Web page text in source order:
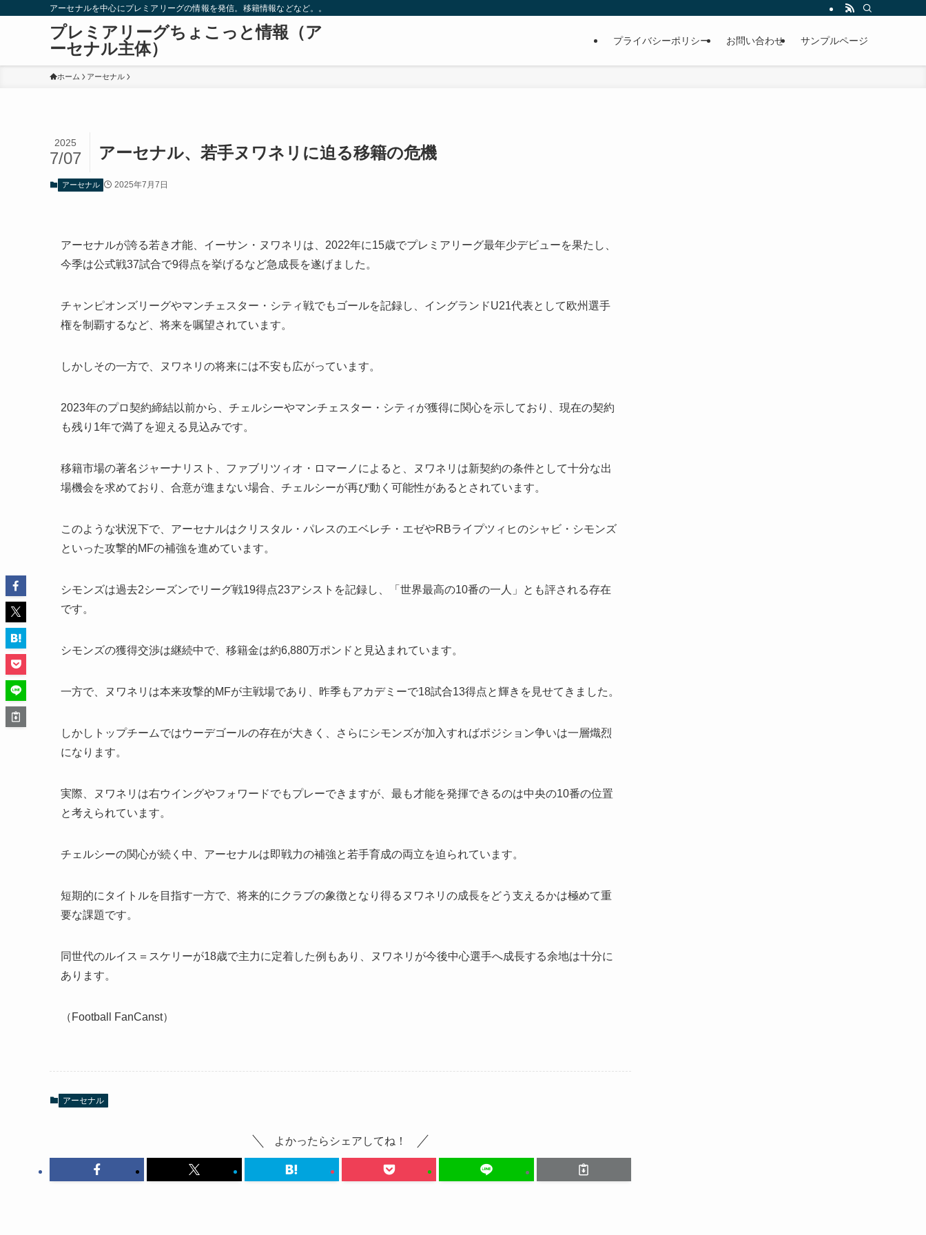
アーセナルを中心にプレミアリーグの情報を発信。移籍情報などなど。。
プレミアリーグちょこっと情報（ア
ーセナル主体）
プライバシーポリシー お問い合わせ サンプルページ
ホーム アーセナル
アーセナル、若手ヌワネリに迫る移籍の危機
2025
7/07
アーセナル 2025年7月7日
アーセナルが誇る若き才能、イーサン・ヌワネリは、2022年に15歳でプレミアリーグ最年少デビューを果たし、
今季は公式戦37試合で9得点を挙げるなど急成長を遂げました。
チャンピオンズリーグやマンチェスター・シティ戦でもゴールを記録し、イングランドU21代表として欧州選手
権を制覇するなど、将来を嘱望されています。
しかしその一方で、ヌワネリの将来には不安も広がっています。
2023年のプロ契約締結以前から、チェルシーやマンチェスター・シティが獲得に関心を示しており、現在の契約
も残り1年で満了を迎える見込みです。
移籍市場の著名ジャーナリスト、ファブリツィオ・ロマーノによると、ヌワネリは新契約の条件として十分な出
場機会を求めており、合意が進まない場合、チェルシーが再び動く可能性があるとされています。
このような状況下で、アーセナルはクリスタル・パレスのエベレチ・エゼやRBライプツィヒのシャビ・シモンズ
といった攻撃的MFの補強を進めています。
シモンズは過去2シーズンでリーグ戦19得点23アシストを記録し、「世界最高の10番の一人」とも評される存在
です。
シモンズの獲得交渉は継続中で、移籍金は約6,880万ポンドと見込まれています。
一方で、ヌワネリは本来攻撃的MFが主戦場であり、昨季もアカデミーで18試合13得点と輝きを見せてきました。
しかしトップチームではウーデゴールの存在が大きく、さらにシモンズが加入すればポジション争いは一層熾烈
になります。
実際、ヌワネリは右ウイングやフォワードでもプレーできますが、最も才能を発揮できるのは中央の10番の位置
と考えられています。
チェルシーの関心が続く中、アーセナルは即戦力の補強と若手育成の両立を迫られています。
短期的にタイトルを目指す一方で、将来的にクラブの象徴となり得るヌワネリの成長をどう支えるかは極めて重
要な課題です。
同世代のルイス＝スケリーが18歳で主力に定着した例もあり、ヌワネリが今後中心選手へ成長する余地は十分に
あります。
（Football FanCanst）
アーセナル
よかったらシェアしてね！